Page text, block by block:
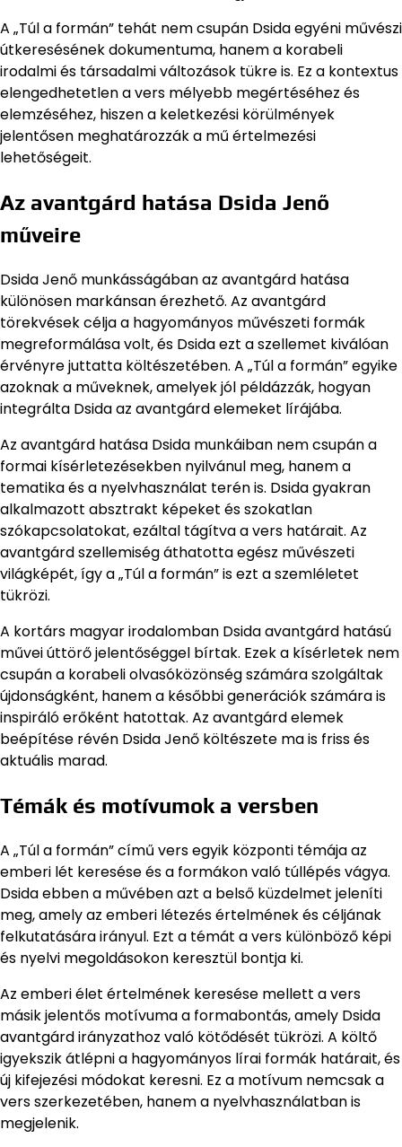
A „Túl a formán” tehát nem csupán Dsida egyéni művészi
útkeresésének dokumentuma, hanem a korabeli
irodalmi és társadalmi változások tükre is. Ez a kontextus
elengedhetetlen a vers mélyebb megértéséhez és
elemzéséhez, hiszen a keletkezési körülmények
jelentősen meghatározzák a mű értelmezési
lehetőségeit.
Az avantgárd hatása Dsida Jenő
műveire
Dsida Jenő munkásságában az avantgárd hatása
különösen markánsan érezhető. Az avantgárd
törekvések célja a hagyományos művészeti formák
megreformálása volt, és Dsida ezt a szellemet kiválóan
érvényre juttatta költészetében. A „Túl a formán” egyike
azoknak a műveknek, amelyek jól példázzák, hogyan
integrálta Dsida az avantgárd elemeket lírájába.
Az avantgárd hatása Dsida munkáiban nem csupán a
formai kísérletezésekben nyilvánul meg, hanem a
tematika és a nyelvhasználat terén is. Dsida gyakran
alkalmazott absztrakt képeket és szokatlan
szókapcsolatokat, ezáltal tágítva a vers határait. Az
avantgárd szellemiség áthatotta egész művészeti
világképét, így a „Túl a formán” is ezt a szemléletet
tükrözi.
A kortárs magyar irodalomban Dsida avantgárd hatású
művei úttörő jelentőséggel bírtak. Ezek a kísérletek nem
csupán a korabeli olvasóközönség számára szolgáltak
újdonságként, hanem a későbbi generációk számára is
inspiráló erőként hatottak. Az avantgárd elemek
beépítése révén Dsida Jenő költészete ma is friss és
aktuális marad.
Témák és motívumok a versben
A „Túl a formán” című vers egyik központi témája az
emberi lét keresése és a formákon való túllépés vágya.
Dsida ebben a művében azt a belső küzdelmet jeleníti
meg, amely az emberi létezés értelmének és céljának
felkutatására irányul. Ezt a témát a vers különböző képi
és nyelvi megoldásokon keresztül bontja ki.
Az emberi élet értelmének keresése mellett a vers
másik jelentős motívuma a formabontás, amely Dsida
avantgárd irányzathoz való kötődését tükrözi. A költő
igyekszik átlépni a hagyományos lírai formák határait, és
új kifejezési módokat keresni. Ez a motívum nemcsak a
vers szerkezetében, hanem a nyelvhasználatban is
megjelenik.